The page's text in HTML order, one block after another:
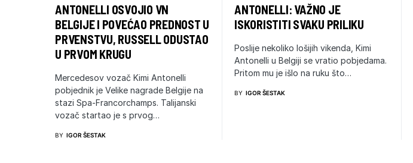
ANTONELLI OSVOJIO VN
BELGIJE I POVEĆAO PREDNOST U
PRVENSTVU, RUSSELL ODUSTAO
U PRVOM KRUGU
Mercedesov vozač Kimi Antonelli
pobjednik je Velike nagrade Belgije na
stazi Spa-Francorchamps. Talijanski
vozač startao je s prvog…
BY IGOR ŠESTAK
ANTONELLI: VAŽNO JE
ISKORISTITI SVAKU PRILIKU
Poslije nekoliko lošijih vikenda, Kimi
Antonelli u Belgiji se vratio pobjedama.
Pritom mu je išlo na ruku što…
BY IGOR ŠESTAK